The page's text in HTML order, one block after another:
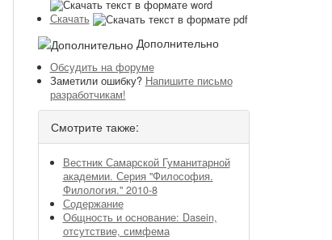
Скачать
Дополнительно
Обсудить на форуме
Заметили ошибку? Напишите письмо
разработчикам!
Смотрите также:
Вестник Самарской Гуманитарной
академии. Серия "Философия.
Филология." 2010-8
Содержание
Общность и основание: Dasein,
отсутствие, симфема